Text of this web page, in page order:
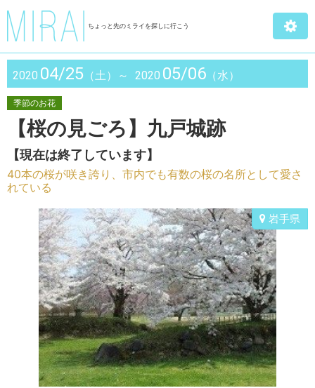
ちょっと先のミライを探しに行こう
2020 04/25 （土）～ 2020 05/06 （水）
季節のお花
【桜の見ごろ】九戸城跡
【現在は終了しています】
40本の桜が咲き誇り、市内でも有数の桜の名所として愛さ
れている
岩手県